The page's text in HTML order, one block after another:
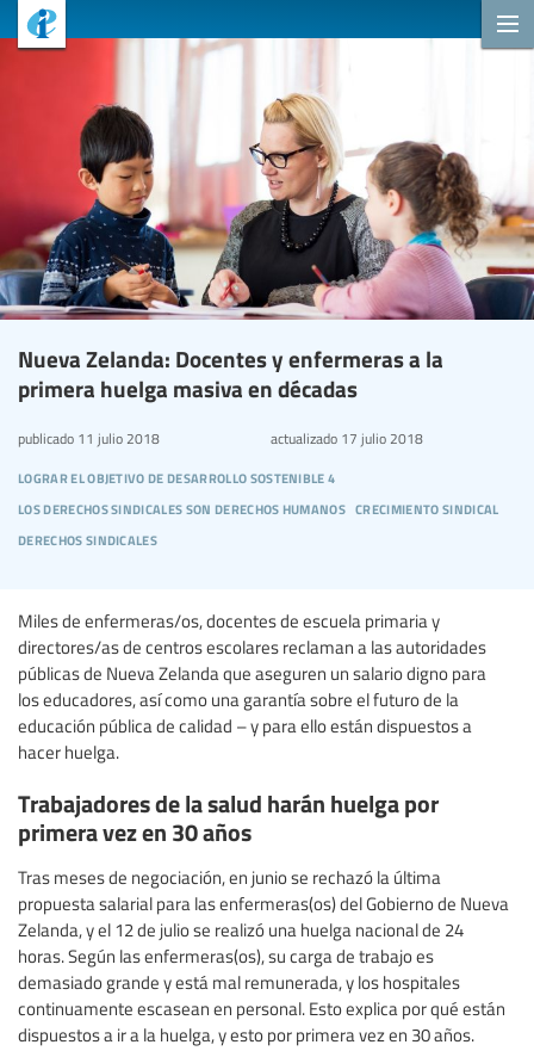
Nueva Zelanda: Docentes y enfermeras a la
primera huelga masiva en décadas
lograr el objetivo de desarrollo sostenible 4
los derechos sindicales son derechos humanos crecimiento sindical
derechos sindicales
publicado 11 julio 2018 actualizado17 julio 2018
Miles de enfermeras/os, docentes de escuela primaria y
directores/as de centros escolares reclaman a las autoridades
públicas de Nueva Zelanda que aseguren un salario digno para
los educadores, así como una garantía sobre el futuro de la
educación pública de calidad – y para ello están dispuestos a
hacer huelga.
Trabajadores de la salud harán huelga por
primera vez en 30 años
Tras meses de negociación, en junio se rechazó la última
propuesta salarial para las enfermeras(os) del Gobierno de Nueva
Zelanda, y el 12 de julio se realizó una huelga nacional de 24
horas. Según las enfermeras(os), su carga de trabajo es
demasiado grande y está mal remunerada, y los hospitales
continuamente escasean en personal. Esto explica por qué están
dispuestos a ir a la huelga, y esto por primera vez en 30 años.